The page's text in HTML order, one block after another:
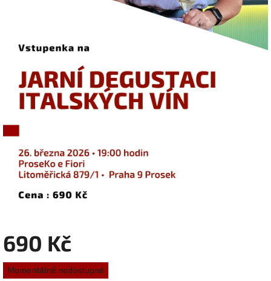
690 Kč
Měrná
cena:
Momentálně nedostupné